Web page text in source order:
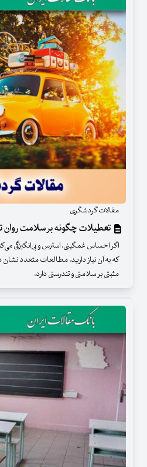
مقالات گردشگری
تعطیلات چگونه بر سلامت روان
اگر احساس غمگینی، استرس و بی‌انگیزگی
که به آن نیاز دارید. مطالعات متعدد
مثبتی بر سلامتی و تندرستی دارد.